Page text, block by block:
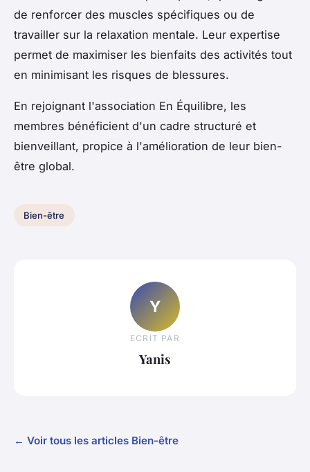
de renforcer des muscles spécifiques ou de
travailler sur la relaxation mentale. Leur expertise
permet de maximiser les bienfaits des activités tout
en minimisant les risques de blessures.
En rejoignant l'association En Équilibre, les
membres bénéficient d'un cadre structuré et
bienveillant, propice à l'amélioration de leur bien-
être global.
Bien-être
Y
ECRIT PAR
Yanis
← Voir tous les articles Bien-être